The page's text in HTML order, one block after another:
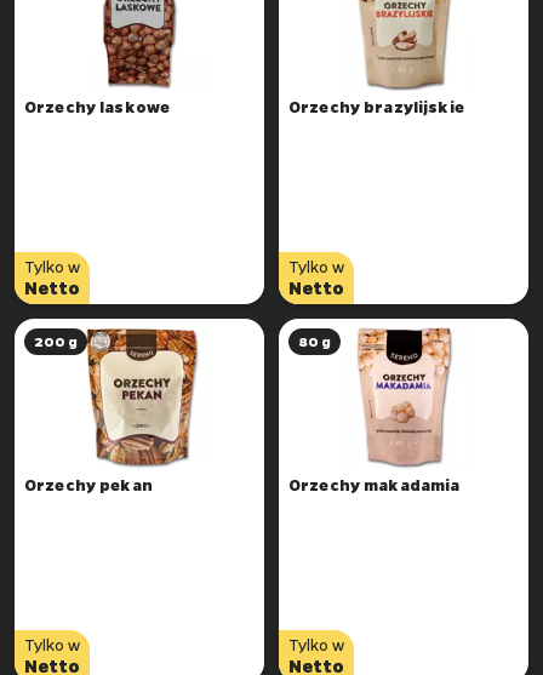
Orzechy laskowe
Tylko w
Netto
Orzechy brazylijskie
Tylko w
Netto
200 g
Orzechy pekan
Tylko w
Netto
80 g
Orzechy makadamia
Tylko w
Netto